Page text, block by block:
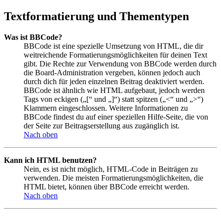
Textformatierung und Thementypen
Was ist BBCode?
BBCode ist eine spezielle Umsetzung von HTML, die dir
weitreichende Formatierungsmöglichkeiten für deinen Text
gibt. Die Rechte zur Verwendung von BBCode werden durch
die Board-Administration vergeben, können jedoch auch
durch dich für jeden einzelnen Beitrag deaktiviert werden.
BBCode ist ähnlich wie HTML aufgebaut, jedoch werden
Tags von eckigen („[“ und „]“) statt spitzen („<“ und „>“)
Klammern eingeschlossen. Weitere Informationen zu
BBCode findest du auf einer speziellen Hilfe-Seite, die von
der Seite zur Beitragserstellung aus zugänglich ist.
Nach oben
Kann ich HTML benutzen?
Nein, es ist nicht möglich, HTML-Code in Beiträgen zu
verwenden. Die meisten Formatierungsmöglichkeiten, die
HTML bietet, können über BBCode erreicht werden.
Nach oben